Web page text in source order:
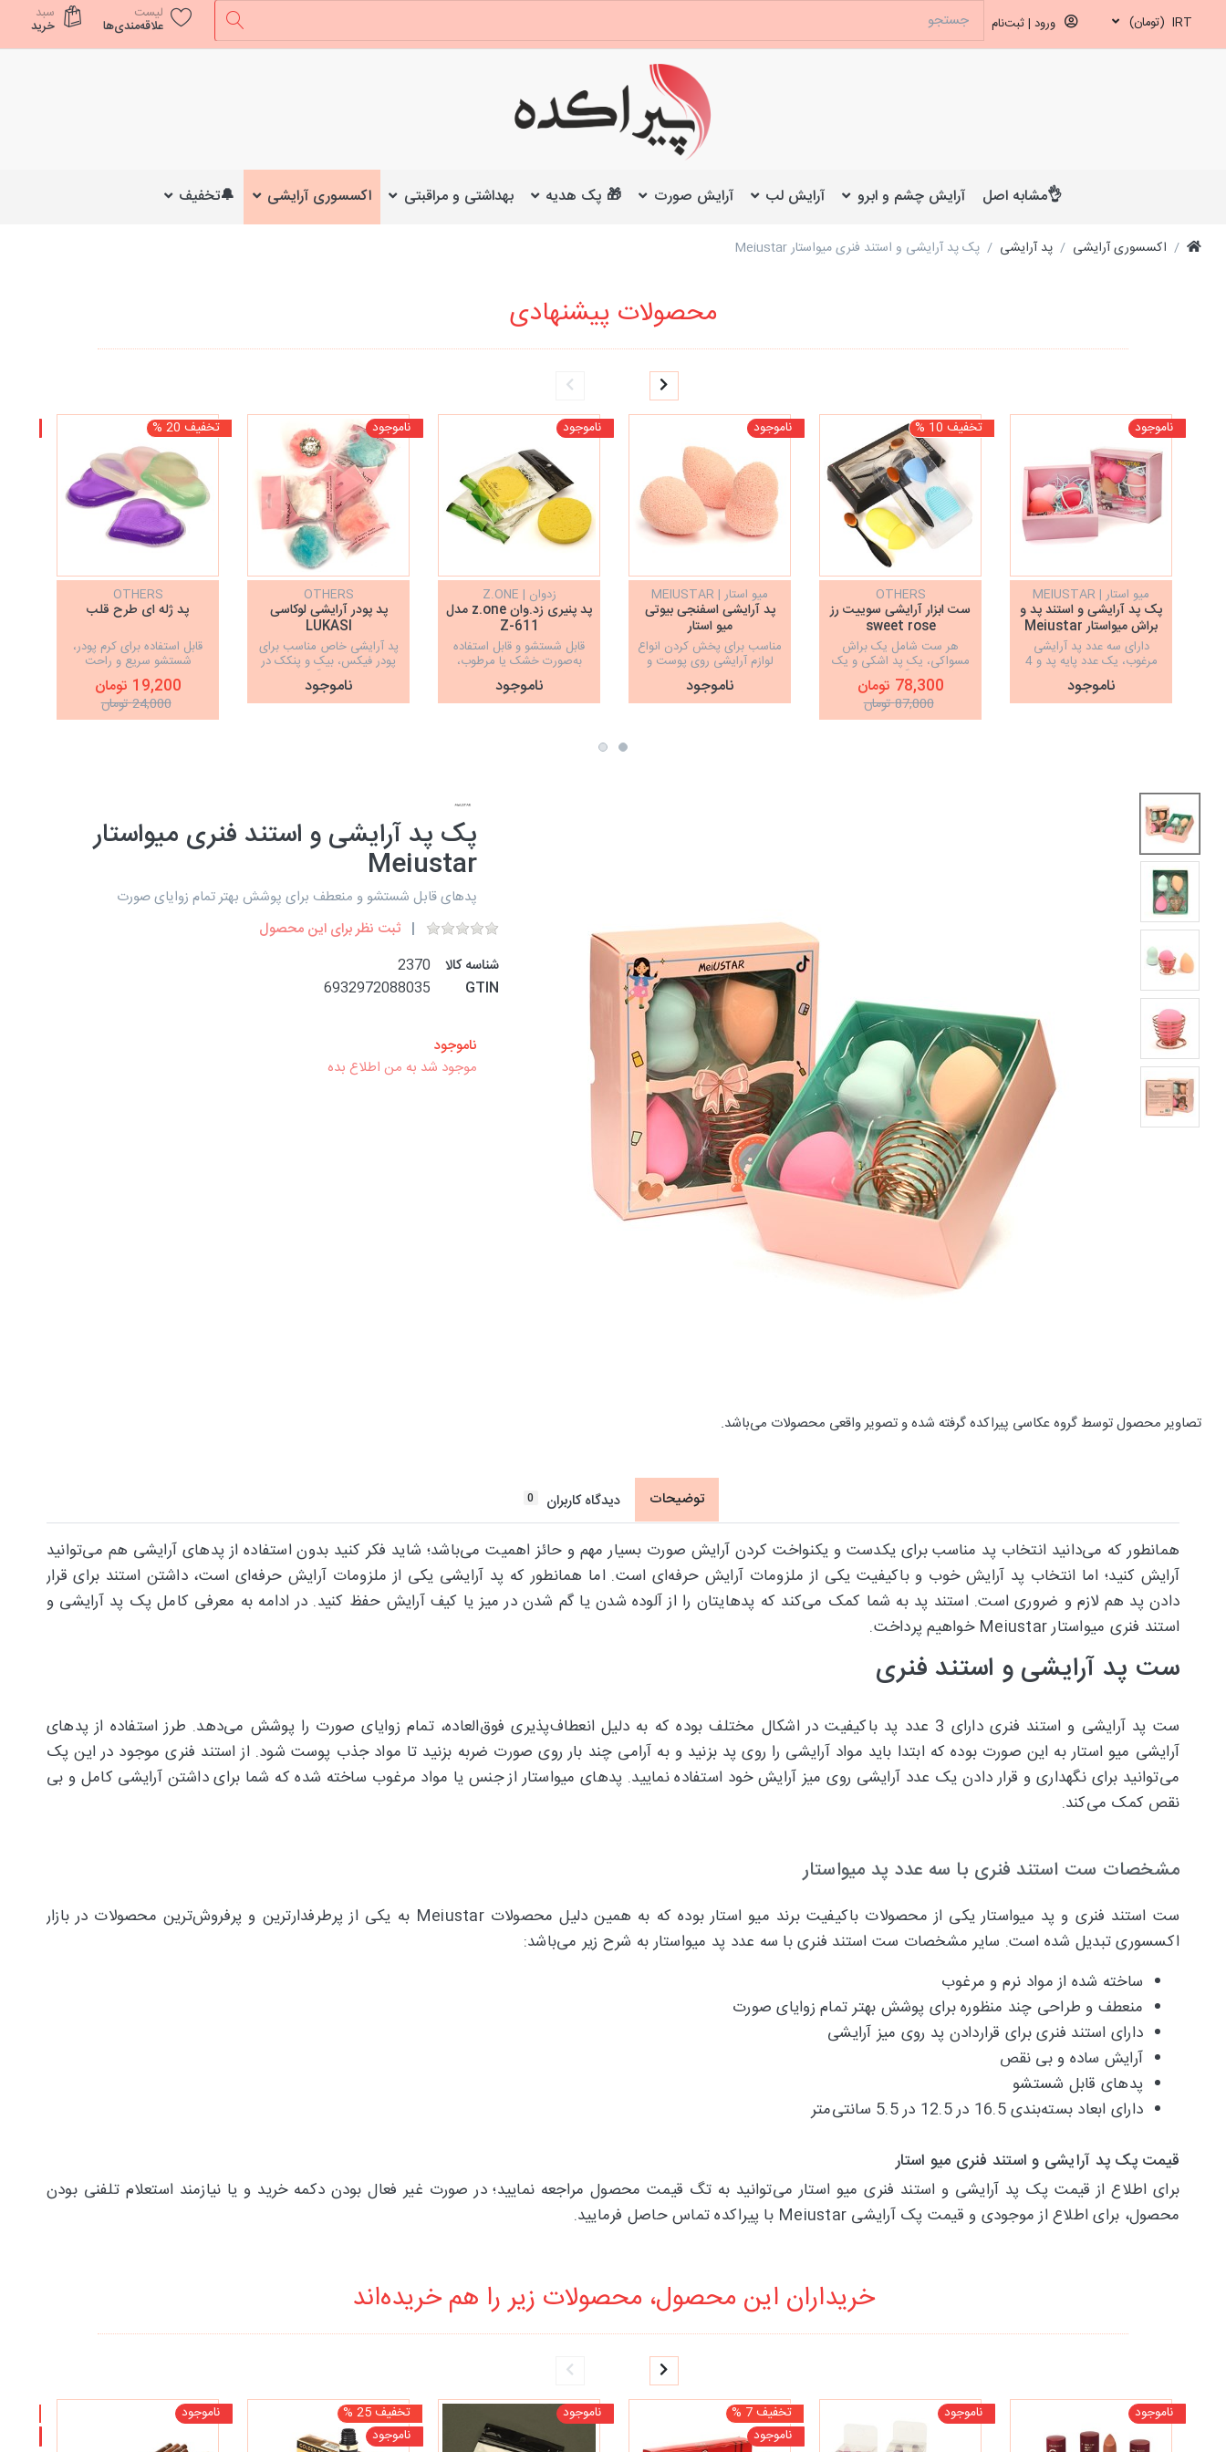
IRT (تومان) ورود | ثبت‌نام
لیست
علاقه‌مندی‌ها
سبد
خرید
👌مشابه اصل آرایش چشم و ابرو آرایش لب آرایش صورت 🎁 پک هدیه بهداشتی و مراقبتی اکسسوری آرایشی 🔔تخفیف
اکسسوری آرایشی پد آرایشی پک پد آرایشی و استند فنری میواستار Meiustar
محصولات پیشنهادی
ناموجود
میو استار | MEIUSTAR
پک پد آرایشی و استند پد و
براش میواستار Meiustar
دارای سه عدد پد آرایشی
مرغوب، یک عدد پایه پد و 4
عدد براش‌
ناموجود
تخفیف 10 %
OTHERS
ست ابزار آرایشی سوییت رز
sweet rose
هر ست شامل یک براش
مسواکی، یک پد اشکی و یک
پدشور/در رنگ بندی مختلف
78,300 تومان
87,000 تومان
ناموجود
میو استار | MEIUSTAR
پد آرایشی اسفنجی بیوتی
میو استار
مناسب برای پخش کردن انواع
لوازم آرایشی روی پوست و
همچنین پاکسازی صورت
ناموجود
ناموجود
زدوان | Z.ONE
پد پنیری زد.وان z.one مدل
Z-611
قابل شستشو و قابل استفاده
به‌صورت خشک یا مرطوب،
پاکسازی پوست صورت
ناموجود
ناموجود
OTHERS
پد پودر آرایشی لوکاسی
LUKASI
پد آرایشی خاص مناسب برای
پودر فیکس، بیک و پنکک در
سه رنگ
ناموجود
تخفیف 20 %
OTHERS
پد ژله ای طرح قلب
قابل استفاده برای کرم پودر،
شستشو سریع و راحت
19,200 تومان
24,000 تومان
تصاویر محصول توسط گروه عکاسی پیراکده گرفته شده و تصویر واقعی محصولات می‌باشد.
پک پد آرایشی و استند فنری میواستار
Meiustar
پدهای قابل شستشو و منعطف برای پوشش بهتر تمام زوایای صورت
ثبت نظر برای این محصول
شناسه کالا
2370
GTIN
6932972088035
ناموجود
موجود شد به من اطلاع بده
توضیحات دیدگاه کاربران 0
همانطور که می‌دانید انتخاب پد مناسب برای یکدست و یکنواخت کردن آرایش صورت بسیار مهم و حائز اهمیت می‌باشد؛ شاید فکر کنید بدون استفاده از پدهای آرایشی هم می‌توانید
آرایش کنید؛ اما انتخاب پد آرایش خوب و باکیفیت یکی از ملزومات آرایش حرفه‌ای است. اما همانطور که پد آرایشی یکی از ملزومات آرایش حرفه‌ای است، داشتن استند برای قرار
دادن پد هم لازم و ضروری است. استند پد به شما کمک می‌کند که پدهایتان را از آلوده شدن یا گم شدن در میز یا کیف آرایش حفظ کنید. در ادامه به معرفی کامل پک پد آرایشی و
استند فنری میواستار Meiustar خواهیم پرداخت.
ست پد آرایشی و استند فنری
ست پد آرایشی و استند فنری دارای 3 عدد پد باکیفیت در اشکال مختلف بوده که به دلیل انعطاف‌پذیری فوق‌العاده، تمام زوایای صورت را پوشش می‌دهد. طرز استفاده از پدهای
آرایشی میو استار به این صورت بوده که ابتدا باید مواد آرایشی را روی پد بزنید و به آرامی چند بار روی صورت ضربه بزنید تا مواد جذب پوست شود. از استند فنری موجود در این پک
می‌توانید برای نگهداری و قرار دادن یک عدد آرایشی روی میز آرایش خود استفاده نمایید. پدهای میواستار از جنس یا مواد مرغوب ساخته شده که شما برای داشتن آرایشی کامل و بی
نقص کمک می‌کند.
مشخصات ست استند فنری با سه عدد پد میواستار
ست استند فنری و پد میواستار یکی از محصولات باکیفیت برند میو استار بوده که به همین دلیل محصولات Meiustar به یکی از پرطرفدارترین و پرفروش‌ترین محصولات در بازار
اکسسوری تبدیل شده است. سایر مشخصات ست استند فنری با سه عدد پد میواستار به شرح زیر می‌باشد:
ساخته شده از مواد نرم و مرغوب
منعطف و طراحی چند منظوره برای پوشش بهتر تمام زوایای صورت
دارای استند فنری برای قراردادن پد روی میز آرایشی
آرایش ساده و بی نقص
پدهای قابل شستشو
دارای ابعاد بسته‌بندی 16.5 در 12.5 در 5.5 سانتی‌متر
قیمت پک پد آرایشی و استند فنری میو استار
برای اطلاع از قیمت پک پد آرایشی و استند فنری میو استار می‌توانید به تگ قیمت محصول مراجعه نمایید؛ در صورت غیر فعال بودن دکمه خرید و یا نیازمند استعلام تلفنی بودن
محصول، برای اطلاع از موجودی و قیمت پک آرایشی Meiustar با پیراکده تماس حاصل فرمایید.
خریداران این محصول، محصولات زیر را هم خریده‌اند
ناموجود ناموجود
تخفیف 7 %
ناموجود
ناموجود
تخفیف 25 %
ناموجود
ناموجود